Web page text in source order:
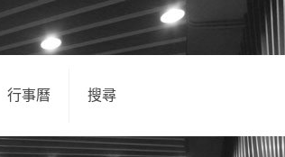
行事曆 搜尋